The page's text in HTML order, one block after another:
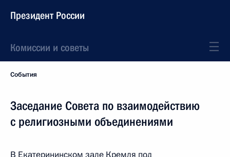
Президент России
Комиссии и советы
События
Заседание Совета по взаимодействию
с религиозными объединениями